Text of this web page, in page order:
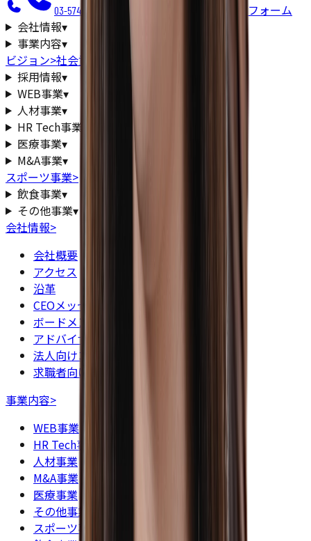
03-5745-0200
お問い合わせフォーム
会社情報▾
事業内容▾
ビジョン>社会貢献
採用情報▾
WEB事業▾
人材事業▾
HR Tech事業
医療事業▾
M&A事業▾
スポーツ事業>
飲食事業▾
その他事業▾
会社情報>
会社概要
アクセス
沿革
CEOメッセージ
ボードメンバー
アドバイザー（顧問）
法人向けコラム一覧
求職者向けコラム一覧
事業内容>
WEB事業
HR Tech事業
人材事業
M&A事業
医療事業
その他事業
スポーツ事業